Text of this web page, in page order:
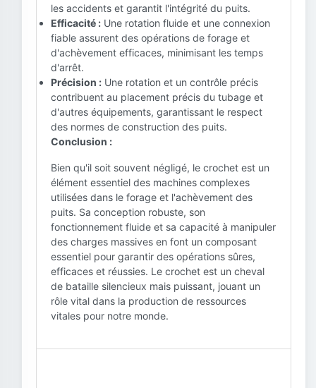
les accidents et garantit l'intégrité du puits.
Efficacité : Une rotation fluide et une connexion
fiable assurent des opérations de forage et
d'achèvement efficaces, minimisant les temps
d'arrêt.
Précision : Une rotation et un contrôle précis
contribuent au placement précis du tubage et
d'autres équipements, garantissant le respect
des normes de construction des puits.
Conclusion :
Bien qu'il soit souvent négligé, le crochet est un
élément essentiel des machines complexes
utilisées dans le forage et l'achèvement des
puits. Sa conception robuste, son
fonctionnement fluide et sa capacité à manipuler
des charges massives en font un composant
essentiel pour garantir des opérations sûres,
efficaces et réussies. Le crochet est un cheval
de bataille silencieux mais puissant, jouant un
rôle vital dans la production de ressources
vitales pour notre monde.